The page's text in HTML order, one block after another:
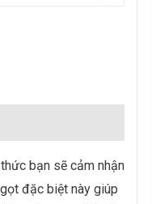
bạn sẽ cảm nhận
đặc biệt này giúp